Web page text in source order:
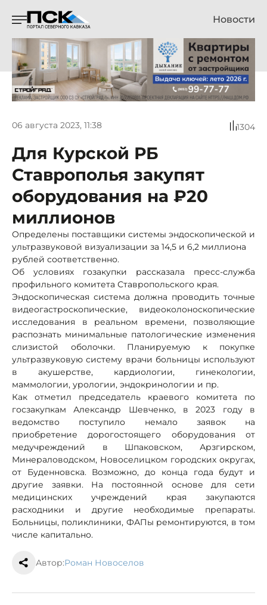
Новости
06 августа 2023, 11:38 1304
Для Курской РБ
Ставрополья закупят
оборудования на ₽20
миллионов
Определены поставщики системы эндоскопической и
ультразвуковой визуализации за 14,5 и 6,2 миллиона
рублей соответственно.
Об условиях гозакупки рассказала пресс-служба
профильного комитета Ставропольского края.
Эндоскопическая система должна проводить точные
видеогастроскопические, видеоколоноскопические
исследования в реальном времени, позволяющие
распознать минимальные патологические изменения
слизистой оболочки. Планируемую к покупке
ультразвуковую систему врачи больницы используют
в акушерстве, кардиологии, гинекологии,
маммологии, урологии, эндокринологии и пр.
Как отметил председатель краевого комитета по
госзакупкам Александр Шевченко, в 2023 году в
ведомство поступило немало заявок на
приобретение дорогостоящего оборудования от
медучреждений в Шпаковском, Арзгирском,
Минераловодском, Новоселицком городских округах,
от Буденновска. Возможно, до конца года будут и
другие заявки. На постоянной основе для сети
медицинских учреждений края закупаются
расходники и другие необходимые препараты.
Больницы, поликлиники, ФАПы ремонтируются, в том
числе капитально.
Автор:Роман Новоселов